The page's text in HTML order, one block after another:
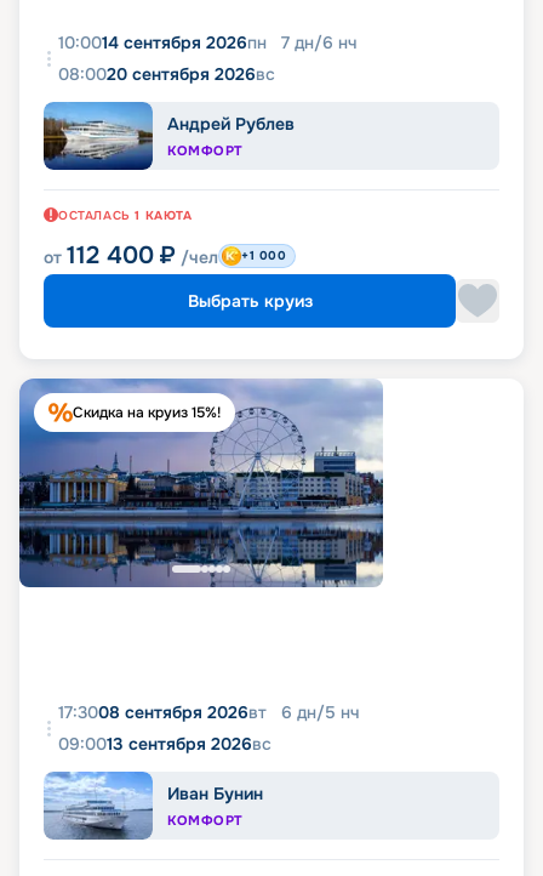
10:0014 сентября 2026пн 7 дн/6 нч
08:0020 сентября 2026вс
Андрей Рублев
КОМФОРТ
ОСТАЛАСЬ 1 КАЮТА
от 112 400 ₽ /чел +1 000
Выбрать круиз
Скидка на круиз 15%!
17:3008 сентября 2026вт 6 дн/5 нч
09:0013 сентября 2026вс
Иван Бунин
КОМФОРТ